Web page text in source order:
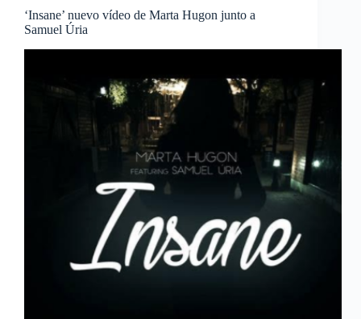
‘Insane’ nuevo vídeo de Marta Hugon junto a
Samuel Úria